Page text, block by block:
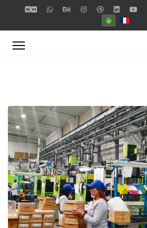
اختر لغتك